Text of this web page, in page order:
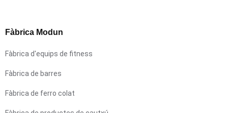
Fàbrica Modun
Fàbrica d'equips de fitness
Fàbrica de barres
Fàbrica de ferro colat